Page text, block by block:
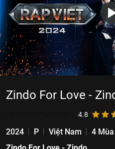
Zindo For Love -
4.8
2024 P Việt Nam 4 Mùa